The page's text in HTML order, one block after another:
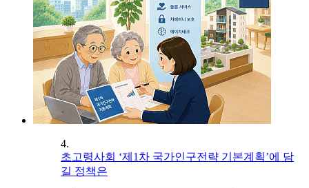
4.
초고령사회 ‘제1차 국가인구전략 기본계획’에 담
길 정책은